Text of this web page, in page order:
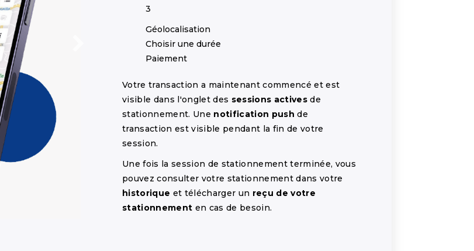
3
Géolocalisation
Choisir une durée
Paiement
Votre transaction a maintenant commencé et est
visible dans l'onglet des sessions activesde
stationnement. Une notification push de
transaction est visible pendant la fin de votre
session.
Une fois la session de stationnement terminée, vous
pouvez consulter votre stationnement dans votre
historique et télécharger un reçu de votre
stationnement en cas de besoin.